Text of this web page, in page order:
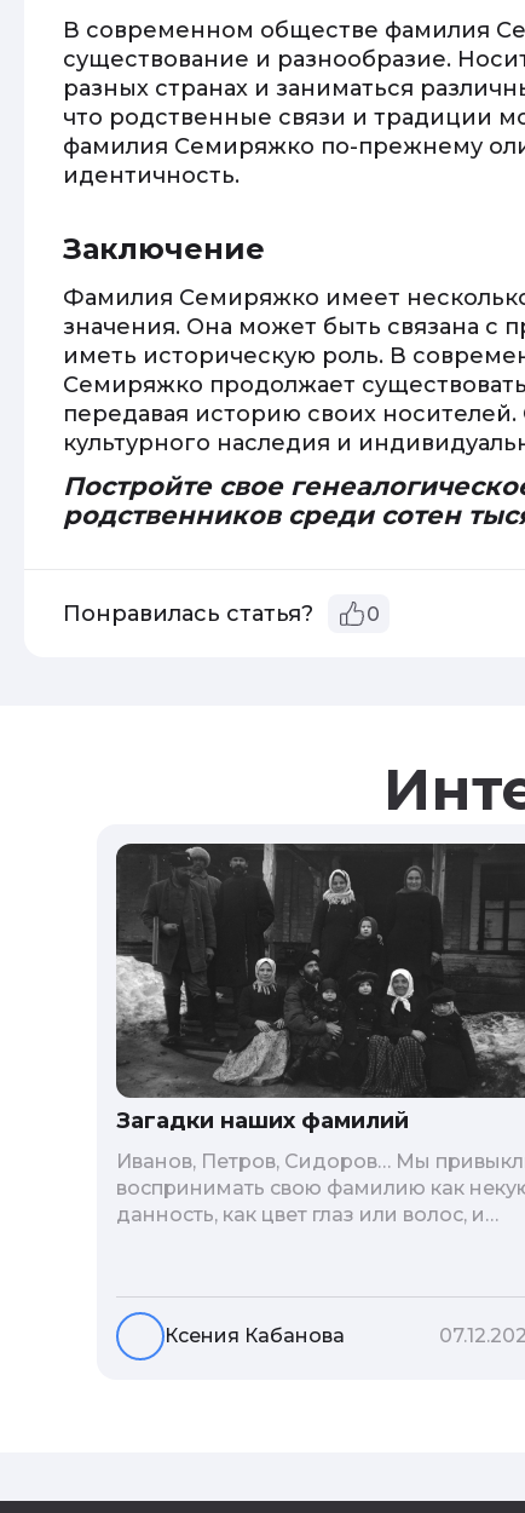
В современном обществе фамилия
существование и разнообразие.
разных странах и заниматься
что родственные связи и традиции
фамилия Семиряжко по-прежнему
идентичность.
Заключение
Фамилия Семиряжко имеет
значения. Она может быть связана с
иметь историческую роль. В
Семиряжко продолжает
передавая историю своих
культурного наследия и
Постройте свое
родственников среди сотен
Понравилась статья? 0
Загадки наших фамилий
Иванов, Петров, Сидоров… Мы
воспринимать свою фамилию как
данность, как цвет глаз или волос, и
неблагозвучной или, наоборот,
«дворянской» фамилией, и какие
секреты она может раскрыть о судьбе
Ксения Кабанова